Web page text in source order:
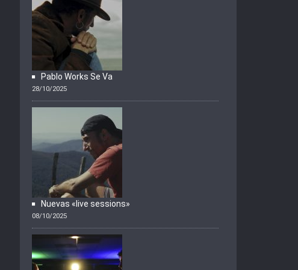
Pablo Works Se Va
28/10/2025
Nuevas «live sessions»
08/10/2025